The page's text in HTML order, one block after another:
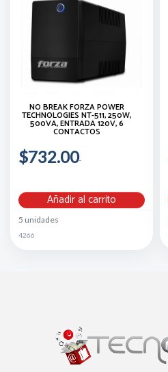
NO BREAK FORZA POWER
TECHNOLOGIES NT-511, 250W,
500VA, ENTRADA 120V, 6
CONTACTOS
$732.00
Añadir al carrito
5 unidades
4266